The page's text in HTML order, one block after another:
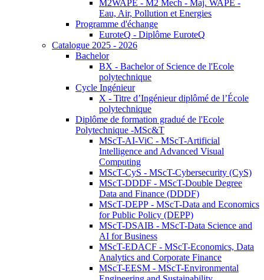
M2WAPE - M2 Mech - Maj. WAPE -
Eau, Air, Pollution et Energies
Programme d'échange
EuroteQ - Diplôme EuroteQ
Catalogue 2025 - 2026
Bachelor
BX - Bachelor of Science de l'Ecole
polytechnique
Cycle Ingénieur
X - Titre d’Ingénieur diplômé de l’École
polytechnique
Diplôme de formation gradué de l'Ecole
Polytechnique -MSc&T
MScT-AI-ViC - MScT-Artificial
Intelligence and Advanced Visual
Computing
MScT-CyS - MScT-Cybersecurity (CyS)
MScT-DDDF - MScT-Double Degree
Data and Finance (DDDF)
MScT-DEPP - MScT-Data and Economics
for Public Policy (DEPP)
MScT-DSAIB - MScT-Data Science and
AI for Business
MScT-EDACF - MScT-Economics, Data
Analytics and Corporate Finance
MScT-EESM - MScT-Environmental